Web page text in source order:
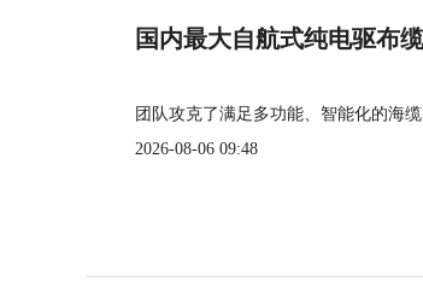
国内最大自航式纯电驱布
团队攻克了满足多功能、智能化的海
2026-08-06 09:48